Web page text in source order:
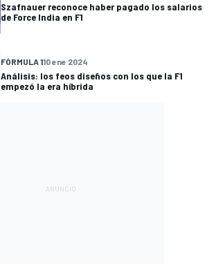
Szafnauer reconoce haber pagado los salarios
de Force India en F1
FÓRMULA 110 ene 2024
Análisis: los feos diseños con los que la F1
empezó la era híbrida